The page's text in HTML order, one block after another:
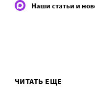
Наши статьи и
ЧИТАТЬ ЕЩЕ